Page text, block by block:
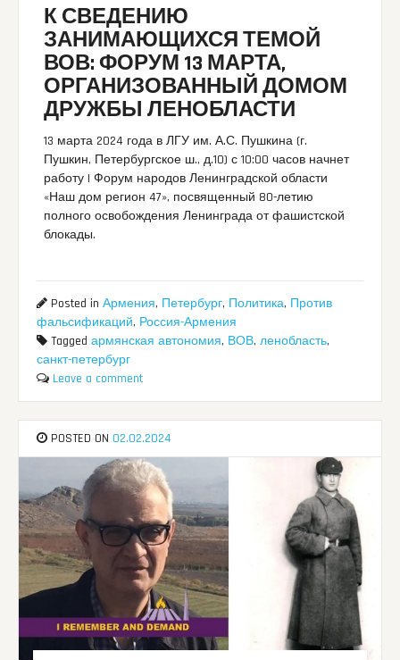
К СВЕДЕНИЮ
ЗАНИМАЮЩИХСЯ ТЕМОЙ
ВОВ: ФОРУМ 13 МАРТА,
ОРГАНИЗОВАННЫЙ ДОМОМ
ДРУЖБЫ ЛЕНОБЛАСТИ
13 марта 2024 года в ЛГУ им. А.С. Пушкина (г.
Пушкин, Петербургское ш., д.10) с 10:00 часов начнет
работу I Форум народов Ленинградской области
«Наш дом регион 47», посвященный 80-летию
полного освобождения Ленинграда от фашистской
блокады.
Posted inАрмения, Петербург, Политика, Против
фальсификаций, Россия-Армения
Taggedармянская автономия, ВОВ,ленобласть,
санкт-петербург
Leave a comment
POSTED ON 02.02.2024